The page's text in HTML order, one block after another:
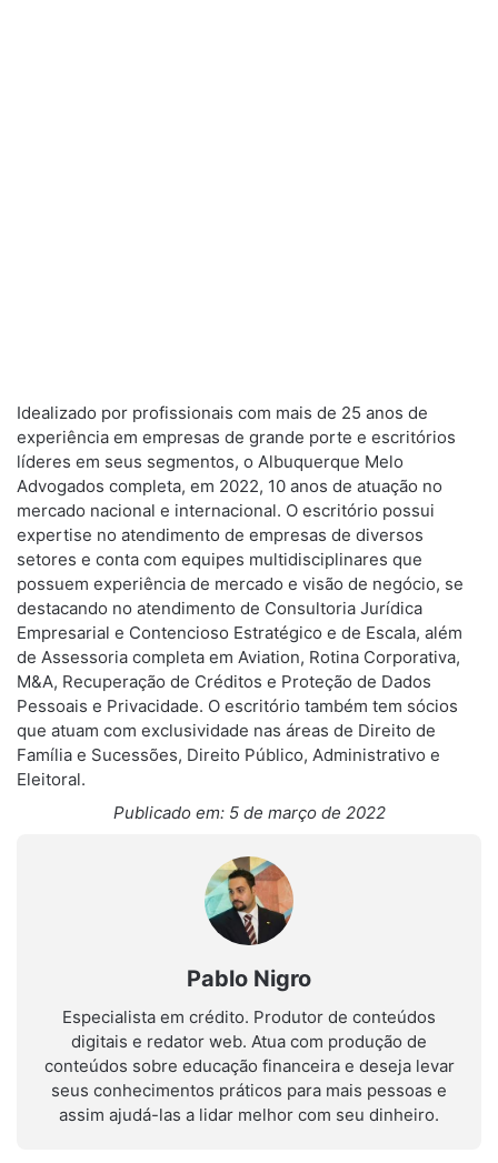
Idealizado por profissionais com mais de 25 anos de
experiência em empresas de grande porte e escritórios
líderes em seus segmentos, o Albuquerque Melo
Advogados completa, em 2022, 10 anos de atuação no
mercado nacional e internacional. O escritório possui
expertise no atendimento de empresas de diversos
setores e conta com equipes multidisciplinares que
possuem experiência de mercado e visão de negócio, se
destacando no atendimento de Consultoria Jurídica
Empresarial e Contencioso Estratégico e de Escala, além
de Assessoria completa em Aviation, Rotina Corporativa,
M&A, Recuperação de Créditos e Proteção de Dados
Pessoais e Privacidade. O escritório também tem sócios
que atuam com exclusividade nas áreas de Direito de
Família e Sucessões, Direito Público, Administrativo e
Eleitoral.
Publicado em: 5 de março de 2022
Pablo Nigro
Especialista em crédito. Produtor de conteúdos
digitais e redator web. Atua com produção de
conteúdos sobre educação financeira e deseja levar
seus conhecimentos práticos para mais pessoas e
assim ajudá-las a lidar melhor com seu dinheiro.